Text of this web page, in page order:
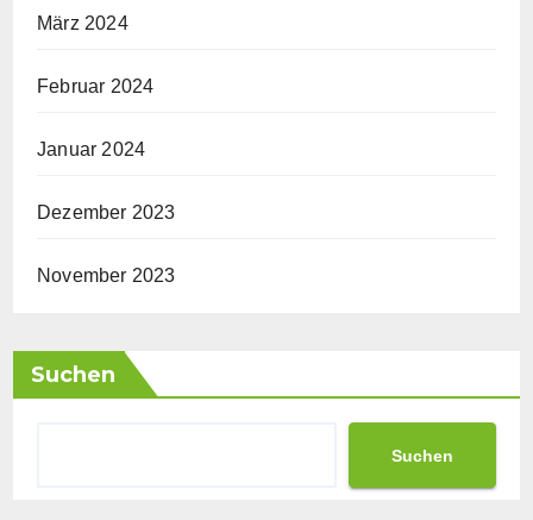
März 2024
Februar 2024
Januar 2024
Dezember 2023
November 2023
Suchen
Suchen